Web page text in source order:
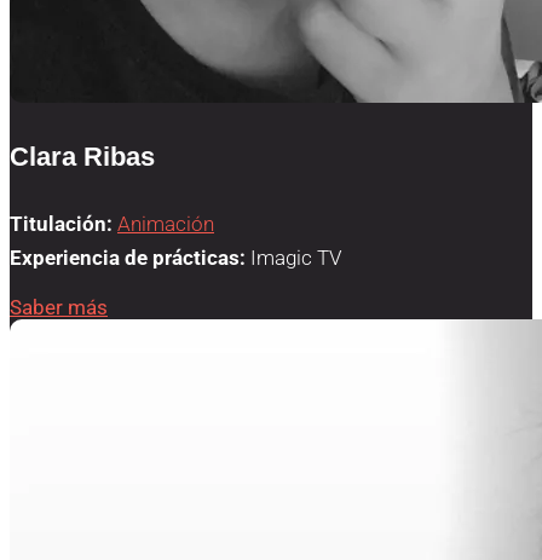
Clara Ribas
Titulación: Animación
Experiencia de prácticas: Imagic TV
Saber más